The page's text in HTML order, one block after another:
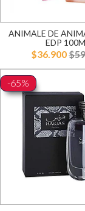
ANIMALE DE
EDP
$36.900
-65%